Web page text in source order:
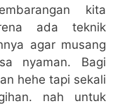
kita
ada teknik
agar musang
nyaman. Bagi
hehe tapi sekali
nah untuk